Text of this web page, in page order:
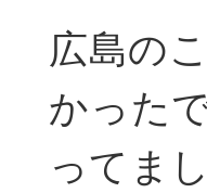
広島の
かった
ってま